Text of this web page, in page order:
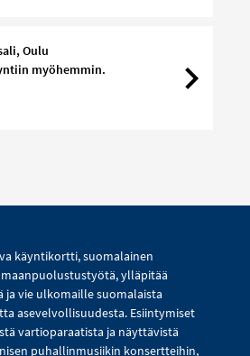
Oulu
myöhemmin.
käyntikortti, suomalainen
ylläpitää
ja vie ulkomaille suomalaista
asevelvollisuudesta. Esiintymiset
vartioparaatista ja näyttävistä
puhallinmusiikin konsertteihin,